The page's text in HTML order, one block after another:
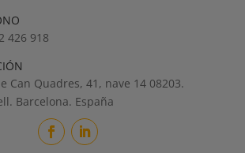
426 918
Can Quadres, 41, nave 14 08203.
Barcelona. España